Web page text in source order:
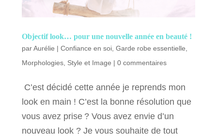
Objectif look… pour une nouvelle année en beauté !
parAurélie | Confiance en soi, Garde robe essentielle
Morphologies, Style et Image | 0 commentaires
C’est décidé cette année je reprends mon
look en main ! C’est la bonne résolution que
vous avez prise ? Vous avez envie d’un
nouveau look ? Je vous souhaite de tout